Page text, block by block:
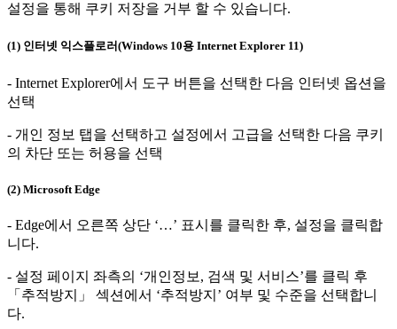
설정을 통해 쿠키 저장을 거부 할 수 있습니다.
(1) 인터넷 익스플로러(Windows 10용 Internet Explorer 11)
- Internet Explorer에서 도구 버튼을 선택한 다음 인터넷 옵션을
선택
- 개인 정보 탭을 선택하고 설정에서 고급을 선택한 다음 쿠키
의 차단 또는 허용을 선택
(2) Microsoft Edge
- Edge에서 오른쪽 상단 ‘…’ 표시를 클릭한 후, 설정을 클릭합
니다.
- 설정 페이지 좌측의 ‘개인정보, 검색 및 서비스’를 클릭 후
「추적방지」 섹션에서 ‘추적방지’ 여부 및 수준을 선택합니
다.